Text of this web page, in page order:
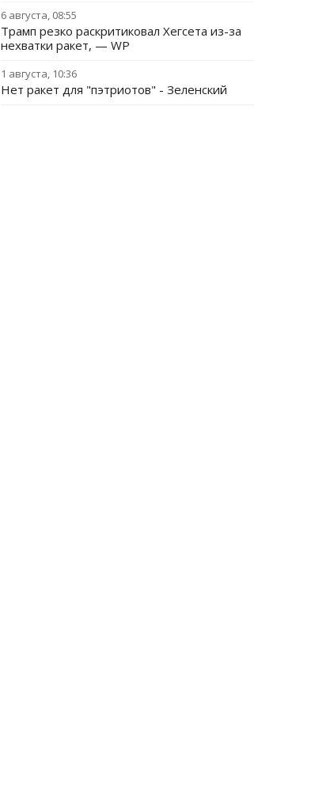
6 августа, 08:55
Трамп резко раскритиковал Хегсета из-за
нехватки ракет, — WP
1 августа, 10:36
Нет ракет для "пэтриотов" - Зеленский